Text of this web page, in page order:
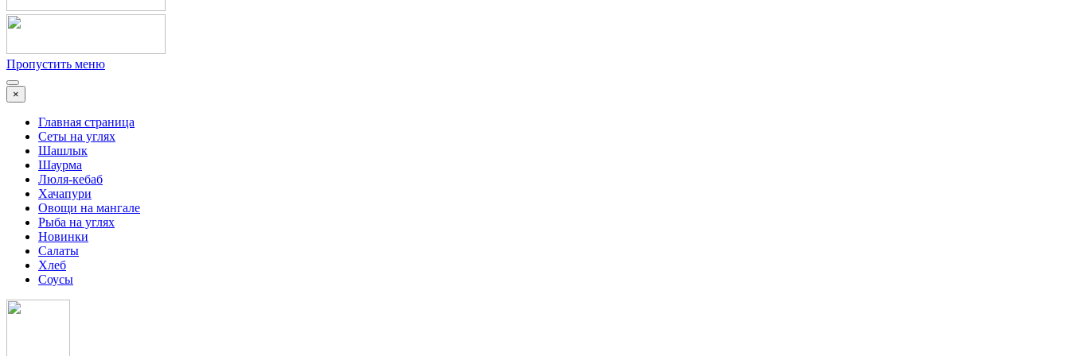
Пропустить меню
×
Главная страница
Сеты на углях
Шашлык
Шаурма
Люля-кебаб
Хачапури
Овощи на мангале
Рыба на углях
Новинки
Салаты
Хлеб
Соусы